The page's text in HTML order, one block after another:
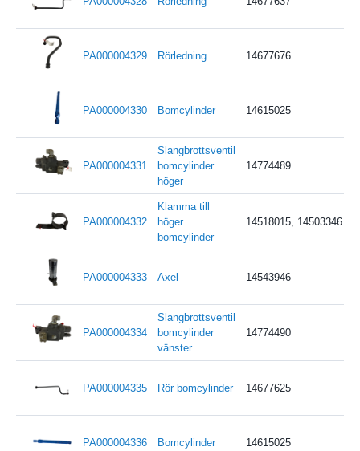
PA000004329 Rörledning 14677676
PA000004330 Bomcylinder 14615025
PA000004331
Slangbrottsventil
bomcylinder
höger
14774489
PA000004332
Klamma till
höger
bomcylinder
14518015, 14503346
PA000004333 Axel 14543946
PA000004334
Slangbrottsventil
bomcylinder
vänster
14774490
PA000004335 Rör bomcylinder 14677625
PA000004336 Bomcylinder 14615025